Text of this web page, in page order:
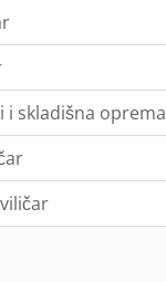
i skladišna oprema